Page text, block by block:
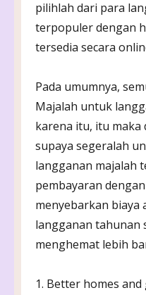
pilihlah dari para
terpopuler dengan
tersedia secara
Pada umumnya,
Majalah untuk
karena itu, itu maka
supaya segeralah
langganan majalah
pembayaran
menyebarkan biaya
langganan tahunan
menghemat lebih
1. Better homes